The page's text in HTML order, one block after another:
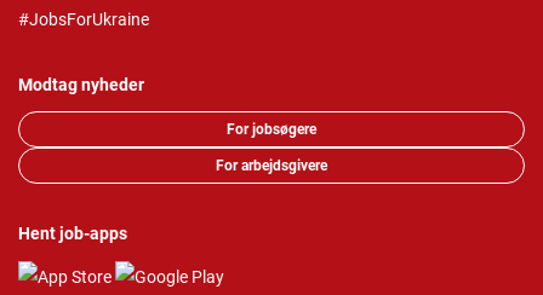
#JobsForUkraine
Modtag nyheder
For jobsøgere
For arbejdsgivere
Hent job-apps